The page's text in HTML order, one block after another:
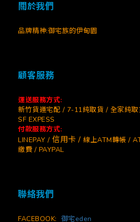
關於我們
品牌精神:御宅族的伊甸園
顧客服務
運送服務方式:
新竹貨運宅配 / 7-11純取貨 / 全家純
SF EXPESS
付款服務方式:
LINEPAY / 信用卡 / 線上ATM轉帳 /
繳費 / PAYPAL
聯絡我們
FACEBOOK: 御宅eden